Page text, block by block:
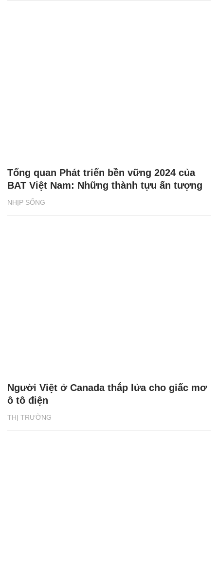
NHỊP SỐNG
Tổng quan Phát triển bền vững 2024 của
BAT Việt Nam: Những thành tựu ấn tượng
THỊ TRƯỜNG
Người Việt ở Canada thắp lửa cho giấc mơ
ô tô điện